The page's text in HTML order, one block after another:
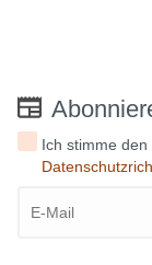
Ich stimme den